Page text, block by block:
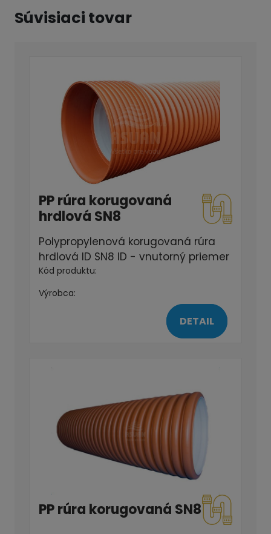
Súvisiaci tovar
PP rúra korugovaná
hrdlová SN8
Polypropylenová korugovaná rúra
hrdlová ID SN8 ID - vnutorný priemer
Kód produktu:
Výrobca:
DETAIL
PP rúra korugovaná SN8